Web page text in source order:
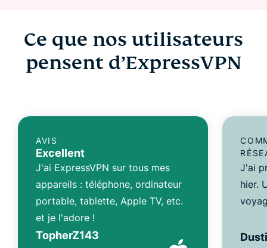
Ce que nos utilisateurs
pensent d’ExpressVPN
AVIS
Excellent
J'ai ExpressVPN sur tous mes
appareils : téléphone, ordinateur
portable, tablette, Apple TV, etc.
et je l'adore !
TopherZ143
J'ai
hier.